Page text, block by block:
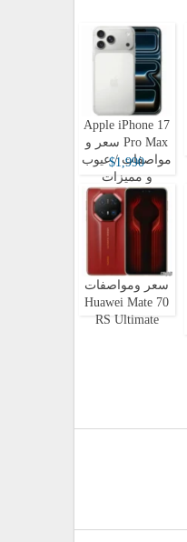
Apple iPhone 17
Pro Max سعر و
مواصفات / عيوب
و مميزات
$1,990
سعر ومواصفات
Huawei Mate 70
RS Ultimate